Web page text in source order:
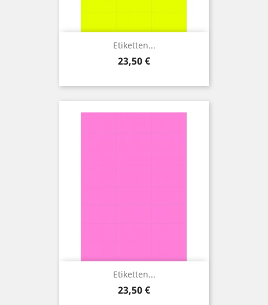
Etiketten...
Preis
23,50 €
Etiketten...
Preis
23,50 €